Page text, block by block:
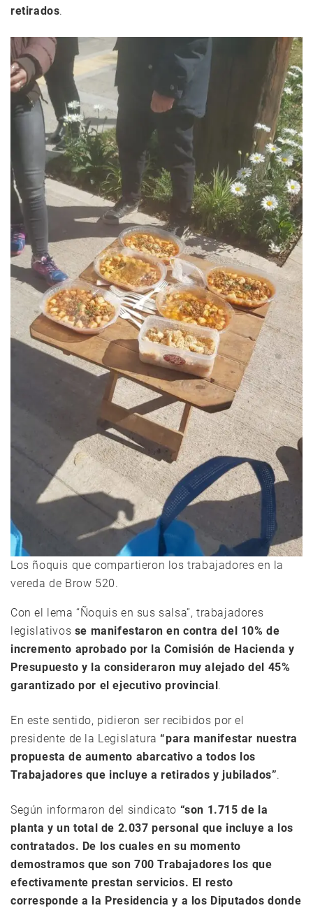
retirados.
Los ñoquis que compartieron los trabajadores en la
vereda de Brow 520.
Con el lema “Ñoquis en sus salsa”, trabajadores
legislativos se manifestaron en contra del 10% de
incremento aprobado por la Comisión de Hacienda y
Presupuesto y la consideraron muy alejado del 45%
garantizado por el ejecutivo provincial.
En este sentido, pidieron ser recibidos por el
presidente de la Legislatura“para manifestar nuestra
propuesta de aumento abarcativo a todos los
Trabajadores que incluye a retirados y jubilados”.
Según informaron del sindicato “son 1.715 de la
planta y un total de 2.037 personal que incluye a los
contratados. De los cuales en su momento
demostramos que son 700 Trabajadores los que
efectivamente prestan servicios. El resto
corresponde a la Presidencia y a los Diputados donde